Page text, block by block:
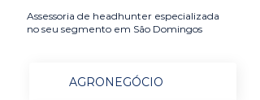
Assessoria de headhunter especializada
no seu segmento em São Domingos
AGRONEGÓCIO